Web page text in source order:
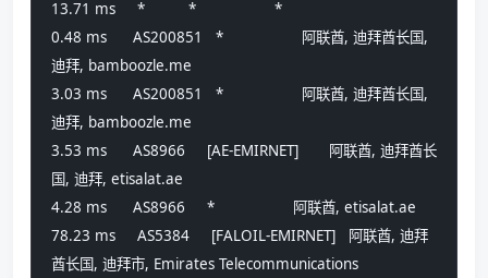
13.71 ms     *          *                  *
0.48 ms      AS200851   *                  阿联酋, 迪拜酋长国,
迪拜, bamboozle.me
3.03 ms      AS200851   *                  阿联酋, 迪拜酋长国,
迪拜, bamboozle.me
3.53 ms      AS8966     [AE-EMIRNET]       阿联酋, 迪拜酋长
国, 迪拜, etisalat.ae
4.28 ms      AS8966     *                  阿联酋, etisalat.ae
78.23 ms     AS5384     [FALOIL-EMIRNET]   阿联酋, 迪拜
酋长国, 迪拜市, Emirates Telecommunications